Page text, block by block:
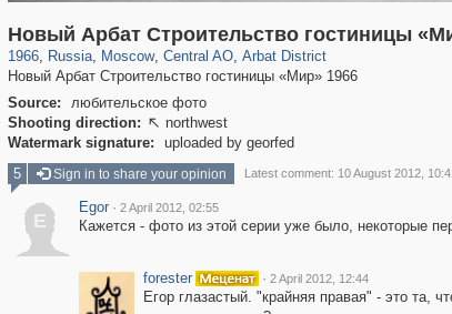
Новый Арбат Строительство гостиницы
1966, Russia
1,405,781 29,243
, Moscow
319,716 8,286
, Central AO
159,930 5,916
, Arbat District
13,484 356
Новый Арбат Строительство гостиницы «Мир» 1966
Source:
любительское фото
Shooting direction:  northwest
Watermark signature:
uploaded by georfed
5 Sign in to share your opinion Latest comment: 10 August 2012,
E
Egor · 2 April 2012, 02:55
Кажется - фото из этой серии уже было, некоторые
forester · 2 April 2012, 12:44
Егор глазастый. "крайняя правая" - это та,